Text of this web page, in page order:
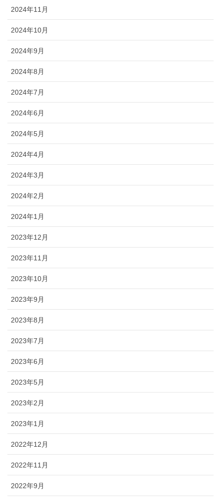
2024年11月
2024年10月
2024年9月
2024年8月
2024年7月
2024年6月
2024年5月
2024年4月
2024年3月
2024年2月
2024年1月
2023年12月
2023年11月
2023年10月
2023年9月
2023年8月
2023年7月
2023年6月
2023年5月
2023年2月
2023年1月
2022年12月
2022年11月
2022年9月